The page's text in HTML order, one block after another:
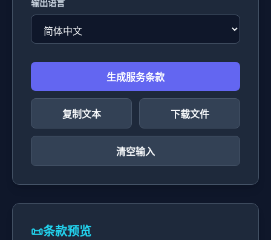
输出语言
生成服务条款
复制文本 下载文件
清空输入
📜条款预览